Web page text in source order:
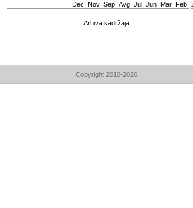
Dec Nov Sep Avg Јul Јun Mar Feb
Arhiva sadržaja
Copyright 2010-2026